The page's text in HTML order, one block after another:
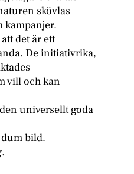
skövlas
kampanjer.
det är ett
De initiativrika,
vill och kan
universellt goda
bild.